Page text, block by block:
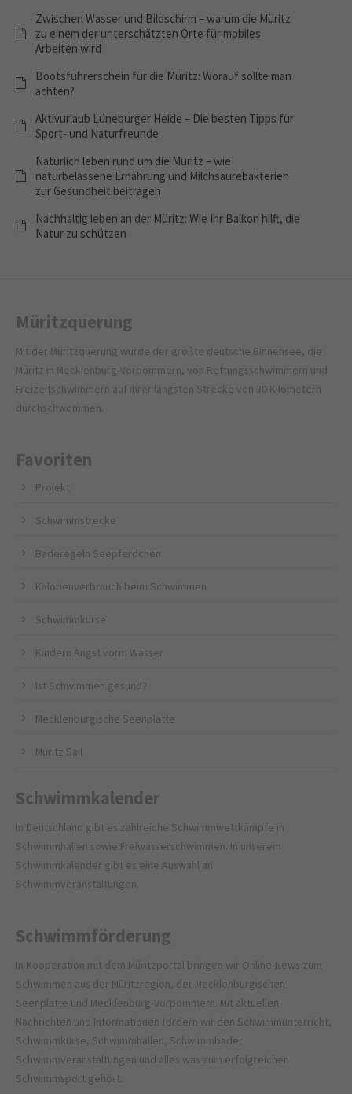
Zwischen Wasser und Bildschirm – warum die Müritz
zu einem der unterschätzten Orte für mobiles
Arbeiten wird
Bootsführerschein für die Müritz: Worauf sollte man
achten?
Aktivurlaub Lüneburger Heide – Die besten Tipps für
Sport- und Naturfreunde
Natürlich leben rund um die Müritz – wie
naturbelassene Ernährung und Milchsäurebakterien
zur Gesundheit beitragen
Nachhaltig leben an der Müritz: Wie Ihr Balkon hilft, die
Natur zu schützen
Müritzquerung
Mit der Müritzquerung wurde der größte deutsche Binnensee, die
Müritz in Mecklenburg-Vorpommern, von Rettungsschwimmern und
Freizeitschwimmern auf ihrer längsten Strecke von 30 Kilometern
durchschwommen.
Favoriten
Projekt
Schwimmstrecke
Baderegeln Seepferdchen
Kalorienverbrauch beim Schwimmen
Schwimmkurse
Kindern Angst vorm Wasser
Ist Schwimmen gesund?
Mecklenburgische Seenplatte
Müritz Sail
Schwimmkalender
In Deutschland gibt es zahlreiche Schwimmwettkämpfe in
Schwimmhallen sowie Freiwasserschwimmen. In unserem
Schwimmkalender gibt es eine Auswahl an
Schwimmveranstaltungen.
Schwimmförderung
In Kooperation mit dem Müritzportal bringen wir Online-News zum
Schwimmen aus der Müritzregion, der Mecklenburgischen
Seenplatte und Mecklenburg-Vorpommern. Mit aktuellen
Nachrichten und Informationen fördern wir den Schwimmunterricht,
Schwimmkurse, Schwimmhallen, Schwimmbäder
Schwimmveranstaltungen und alles was zum erfolgreichen
Schwimmsport gehört.